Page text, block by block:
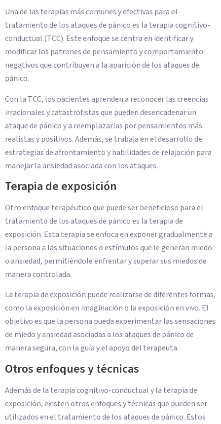
Una de las terapias más comunes y efectivas para el
tratamiento de los ataques de pánico es la terapia cognitivo-
conductual (TCC). Este enfoque se centra en identificar y
modificar los patrones de pensamiento y comportamiento
negativos que contribuyen a la aparición de los ataques de
pánico.
Con la TCC, los pacientes aprenden a reconocer las creencias
irracionales y catastrofistas que pueden desencadenar un
ataque de pánico y a reemplazarlas por pensamientos más
realistas y positivos. Además, se trabaja en el desarrollo de
estrategias de afrontamiento y habilidades de relajación para
manejar la ansiedad asociada con los ataques.
Terapia de exposición
Otro enfoque terapéutico que puede ser beneficioso para el
tratamiento de los ataques de pánico es la terapia de
exposición. Esta terapia se enfoca en exponer gradualmente a
la persona a las situaciones o estímulos que le generan miedo
o ansiedad, permitiéndole enfrentar y superar sus miedos de
manera controlada.
La terapia de exposición puede realizarse de diferentes formas,
como la exposición en imaginación o la exposición en vivo. El
objetivo es que la persona pueda experimentar las sensaciones
de miedo y ansiedad asociadas a los ataques de pánico de
manera segura, con la guía y el apoyo del terapeuta.
Otros enfoques y técnicas
Además de la terapia cognitivo-conductual y la terapia de
exposición, existen otros enfoques y técnicas que pueden ser
utilizados en el tratamiento de los ataques de pánico. Estos